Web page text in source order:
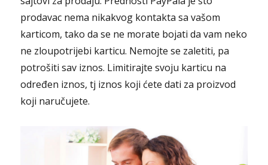
prodavac nema nikakvog kontakta sa vašom
karticom, tako da se ne morate bojati da vam neko
ne zloupotrijebi karticu. Nemojte se zaletiti, pa
potrošiti sav iznos. Limitirajte svoju karticu na
određen iznos, tj iznos koji ćete dati za proizvod
koji naručujete.